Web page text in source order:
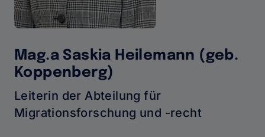
Mag.a Saskia Heilemann (geb.
Koppenberg)
Leiterin der Abteilung für
Migrationsforschung und -recht